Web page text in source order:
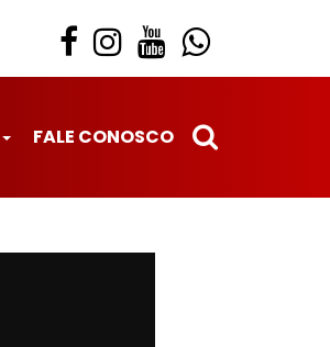
FALE CONOSCO